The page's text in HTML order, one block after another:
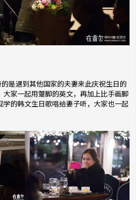
是遇到其他国家的夫妻来此庆祝生日的
大家一起用蹩脚的英文，再加上比手画脚
学的韩文生日歌唱给妻子听，大家也一起